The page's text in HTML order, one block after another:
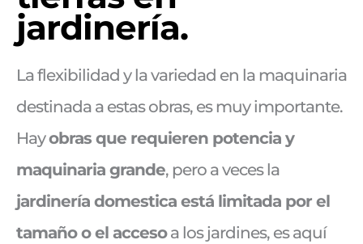
jardinería.
La flexibilidad y la variedad en la maquinaria
destinada a estas obras, es muy importante.
Hayobras que requieren potencia y
maquinaria grande, pero a veces la
jardinería domestica está limitada por el
tamaño o el accesoa los jardines, es aquí